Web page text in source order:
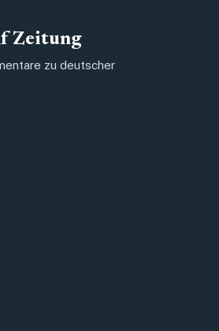
Zeitung
zu deutscher